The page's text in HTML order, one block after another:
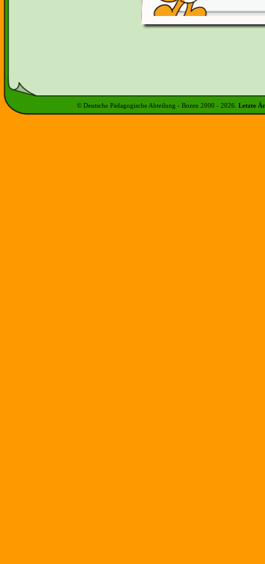
© Deutsche Pädagogische Abteilung - Bozen 2000 - 2026 Letzte